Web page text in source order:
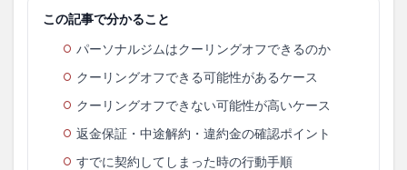
この記事で分かること
パーソナルジムはクーリングオフできるのか
クーリングオフできる可能性があるケース
クーリングオフできない可能性が高いケース
返金保証・中途解約・違約金の確認ポイント
すでに契約してしまった時の行動手順